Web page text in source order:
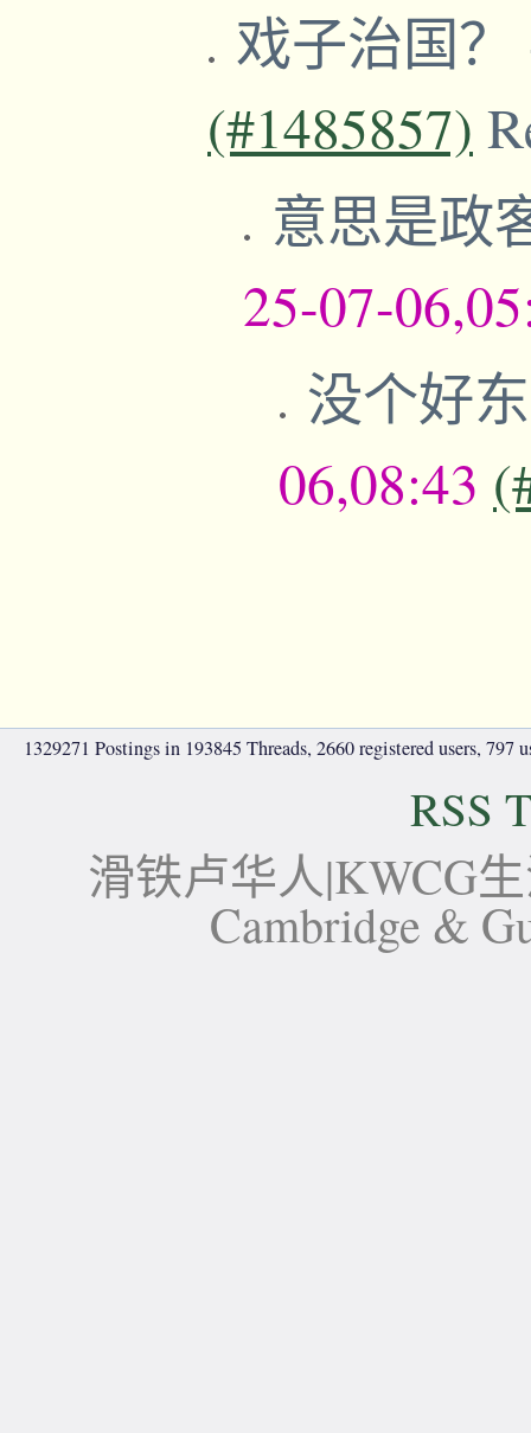
戏子治国？
(#1485857)
意思是政
25-07-
没个好
06,08:43
1329271 Postings in 193845 Threads, 2660 registered users, 797
RSS
滑铁卢华人|KWCG
Cambridge &